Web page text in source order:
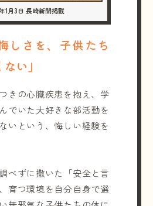
1月3日 長崎新聞掲載
しさを、子供たち
い」
きの心臓疾患を抱え、学
でいた大好きな部活動を
いという、悔しい経験を
べずに撒いた「安全と言
育つ環境を自分自身で選